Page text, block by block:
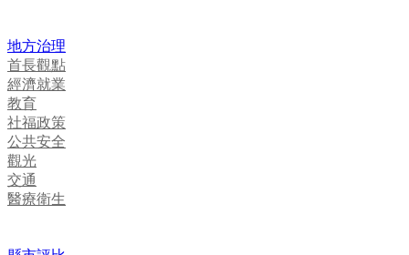
地方治理
首長觀點
經濟就業
教育
社福政策
公共安全
觀光
交通
醫療衛生